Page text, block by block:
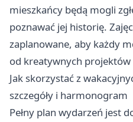
mieszkańcy będą mogli
poznawać jej historię.
zaplanowane, aby każdy
od kreatywnych
Jak skorzystać z
szczegóły i harmonogram
Pełny plan wydarzeń jest